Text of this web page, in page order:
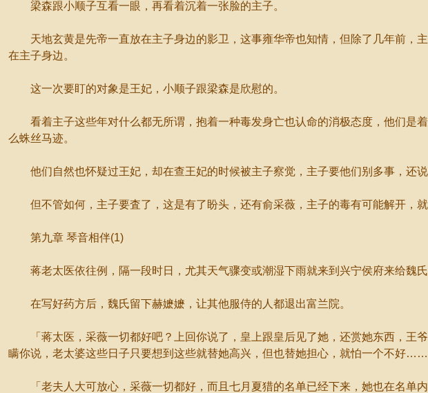
梁森跟小顺子互看一眼，再看着沉着一张脸的主子。
天地玄黄是先帝一直放在主子身边的影卫，这事雍华帝也知情，但除了几年前，
在主子身边。
这一次要盯的对象是王妃，小顺子跟梁森是欣慰的。
看着主子这些年对什么都无所谓，抱着一种毒发身亡也认命的消极态度，他们是
么蛛丝马迹。
他们自然也怀疑过王妃，却在查王妃的时候被主子察觉，主子要他们别多事，还说
但不管如何，主子要査了，这是有了盼头，还有俞采薇，主子的毒有可能解开，就
第九章 琴音相伴(1)
蒋老太医依往例，隔一段时日，尤其天气骤变或潮湿下雨就来到兴宁侯府来给魏氏
在写好药方后，魏氏留下赫嬷嬷，让其他服侍的人都退出富兰院。
「蒋太医，采薇一切都好吧？上回你说了，皇上跟皇后见了她，还赏她东西，王
瞒你说，老太婆这些日子只要想到这些就替她高兴，但也替她担心，就怕一个不好
「老夫人大可放心，采薇一切都好，而且七月夏猎的名单已经下来，她也在名单内